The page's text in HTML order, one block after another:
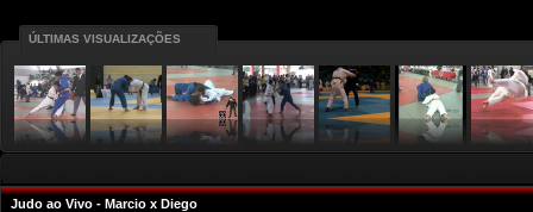
ÚLTIMAS VISUALIZAÇÕES
Judo ao Vivo - Marcio x Diego